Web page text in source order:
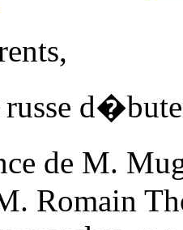
russe
de M.
Romain